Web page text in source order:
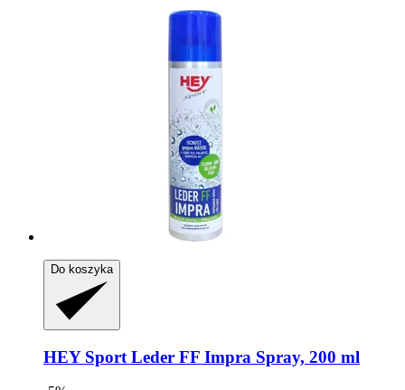
Do koszyka
HEY Sport Leder FF Impra Spray, 200 ml